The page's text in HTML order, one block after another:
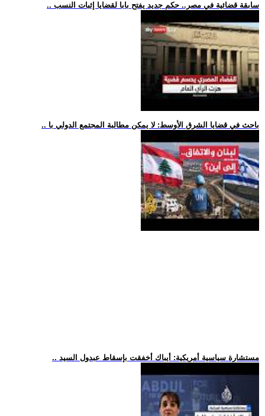
.. سابقة قضائية في مصر.. حكم جديد يفتح بابا لقضايا إثبات النسب
.. باحث في قضايا الشرق الأوسط: لا يمكن مطالبة المجتمع الدولي با
.. مستشارة سياسية أمريكية: أيباك أخفقت بإسقاط عبدول السيد